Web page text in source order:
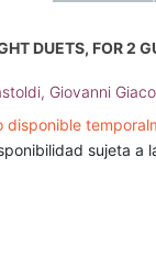
DUETS, FOR 2
Giovanni
disponible
sujeta a